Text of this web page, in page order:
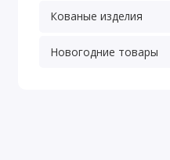
Кованые изделия
Новогодние товары